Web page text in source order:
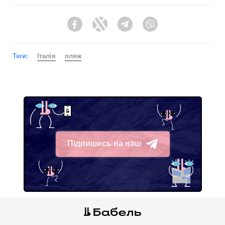
FacebookTwitter Telegram
Теги: Італія пляж
Підпишись на наш
Telegram